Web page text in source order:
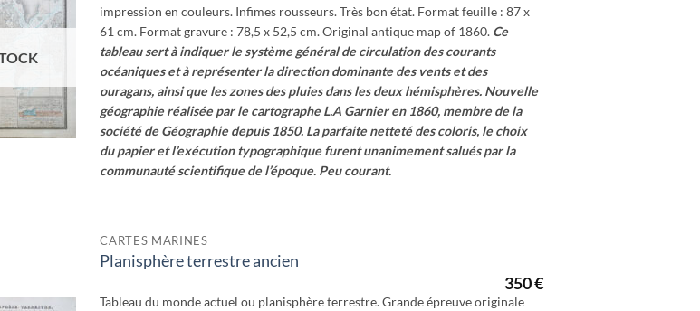
impression en couleurs. Infimes rousseurs. Très bon état. Format feuille : 87 x
61 cm. Format gravure : 78,5 x 52,5 cm. Original antique map of 1860. Ce
tableau sert à indiquer le système général de circulation des courants
océaniques et à représenter la direction dominante des vents et des
ouragans, ainsi que les zones des pluies dans les deux hémisphères. Nouvelle
géographie réalisée par le cartographe L.A Garnier en 1860, membre de la
société de Géographie depuis 1850. La parfaite netteté des coloris, le choix
du papier et l’exécution typographique furent unanimement salués par la
communauté scientifique de l’époque. Peu courant.
wishlist
CARTES MARINES
Planisphère terrestre ancien
350€
Tableau du monde actuel ou planisphère terrestre. Grande épreuve originale